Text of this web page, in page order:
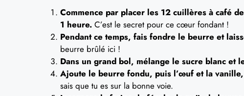
Commence par placer les 12 cuillères à café
1 heure. C’est le secret pour ce cœur fondant !
Pendant ce temps, fais fondre le beurre et
beurre brûlé ici !
Dans un grand bol, mélange le sucre blanc et
Ajoute le beurre fondu, puis l’œuf et la
sais que tu es sur la bonne voie.